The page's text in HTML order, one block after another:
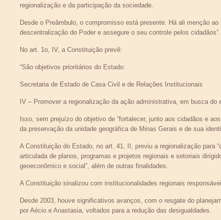
regionalização e da participação da sociedade.
Desde o Preâmbulo, o compromisso está presente. Há ali menção
descentralização do Poder e assegure o seu controle pelos cidadãos”.
No art. 1o, IV, a Constituição prevê:
“São objetivos prioritários do Estado:
Secretaria de Estado de Casa Civil e de Relações Institucionais
IV – Promover a regionalização da ação administrativa, em busca
Isso, sem prejuízo do objetivo de “fortalecer, junto aos cidadãos e
da preservação da unidade geográfica de Minas Gerais e de sua
A Constituição do Estado, no art. 41, II, previu a regionalização para
articulada de planos, programas e projetos regionais e setoriais
geoeconômico e social”, além de outras finalidades.
A Constituição sinalizou com institucionalidades regionais
Desde 2003, houve significativos avanços, com o resgate do
por Aécio e Anastasia, voltados para a redução das desigualdades.